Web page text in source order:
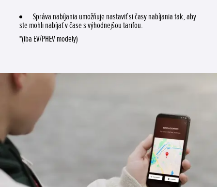
Správa nabíjania umožňuje nastaviť si časy nabíjania tak, aby
ste mohli nabíjať v čase s výhodnejšou tarifou.
*(iba EV/PHEV modely)